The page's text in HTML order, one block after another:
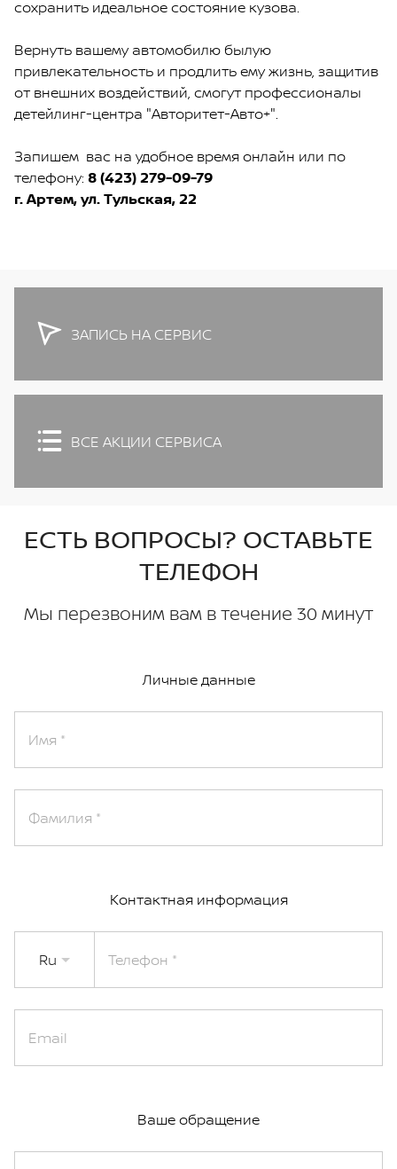
сохранить идеальное состояние кузова.
Вернуть вашему автомобилю былую
привлекательность и продлить ему жизнь, защитив
от внешних воздействий, смогут профессионалы
детейлинг-центра "Авторитет-Авто+".
Запишем вас на удобное время онлайн или по
телефону: 8 (423) 279-09-79
г. Артем, ул. Тульская, 22
ЗАПИСЬ НА СЕРВИС
ВСЕ АКЦИИ СЕРВИСА
ЕСТЬ ВОПРОСЫ? ОСТАВЬТЕ
ТЕЛЕФОН
Мы перезвоним вам в течение 30 минут
Личные данные
Имя
Фамилия
Контактная информация
Ru Телефон
Email
Ваше обращение